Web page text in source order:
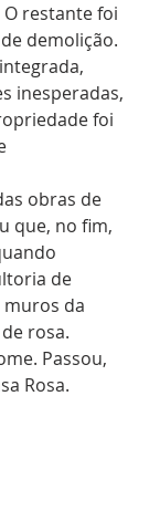
restante foi
demolição.
inesperadas,
foi
obras de
que, no fim,
de
da
rosa.
Passou,
Rosa.